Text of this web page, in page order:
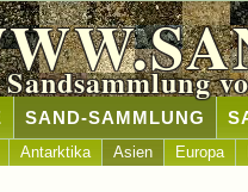
SAND-SAMMLUNG
Antarktika Asien Europa